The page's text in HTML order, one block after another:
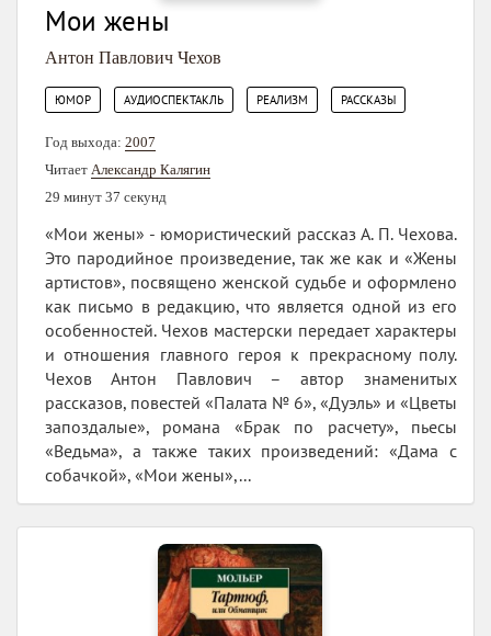
Мои жены
Антон Павлович Чехов
ЮМОР АУДИОСПЕКТАКЛЬ РЕАЛИЗМ РАССКАЗЫ
Год выхода: 2007
Читает Александр Калягин
29 минут 37 секунд
«Мои жены» - юмористический рассказ А. П. Чехова.
Это пародийное произведение, так же как и «Жены
артистов», посвящено женской судьбе и оформлено
как письмо в редакцию, что является одной из его
особенностей. Чехов мастерски передает характеры
и отношения главного героя к прекрасному полу.
Чехов Антон Павлович – автор знаменитых
рассказов, повестей «Палата № 6», «Дуэль» и «Цветы
запоздалые», романа «Брак по расчету», пьесы
«Ведьма», а также таких произведений: «Дама с
собачкой», «Мои жены»,...